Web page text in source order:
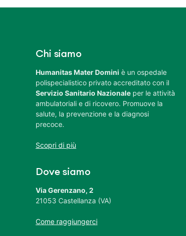
Chi siamo
Humanitas Mater Domini è un ospedale
polispecialistico privato accreditato con il
Servizio Sanitario Nazionale per le attività
ambulatoriali e di ricovero. Promuove la
salute, la prevenzione e la diagnosi
precoce.
Scopri di più
Dove siamo
Via Gerenzano, 2
21053 Castellanza (VA)
Come raggiungerci